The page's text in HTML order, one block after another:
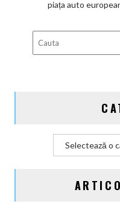
piața auto
Categorii